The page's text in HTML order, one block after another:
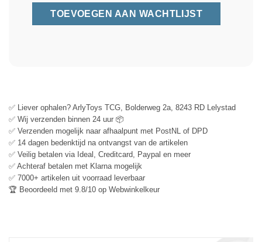
✅ Liever ophalen? ArlyToys TCG, Bolderweg 2a, 8243 RD Lelystad
✅ Wij verzenden binnen 24 uur 📦
✅ Verzenden mogelijk naar afhaalpunt met PostNL of DPD
✅ 14 dagen bedenktijd na ontvangst van de artikelen
✅ Veilig betalen via Ideal, Creditcard, Paypal en meer
✅ Achteraf betalen met Klarna mogelijk
✅ 7000+ artikelen uit voorraad leverbaar
🏆 Beoordeeld met 9.8/10 op Webwinkelkeur